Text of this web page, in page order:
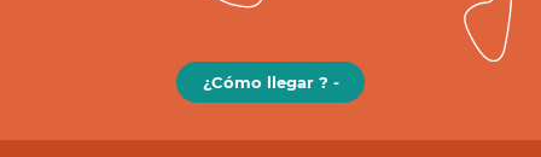
¿Cómo llegar ? -